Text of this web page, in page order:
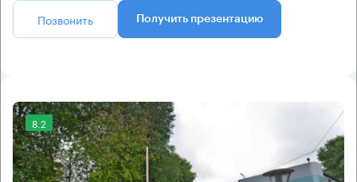
Позвонить Получить презентацию
8.2